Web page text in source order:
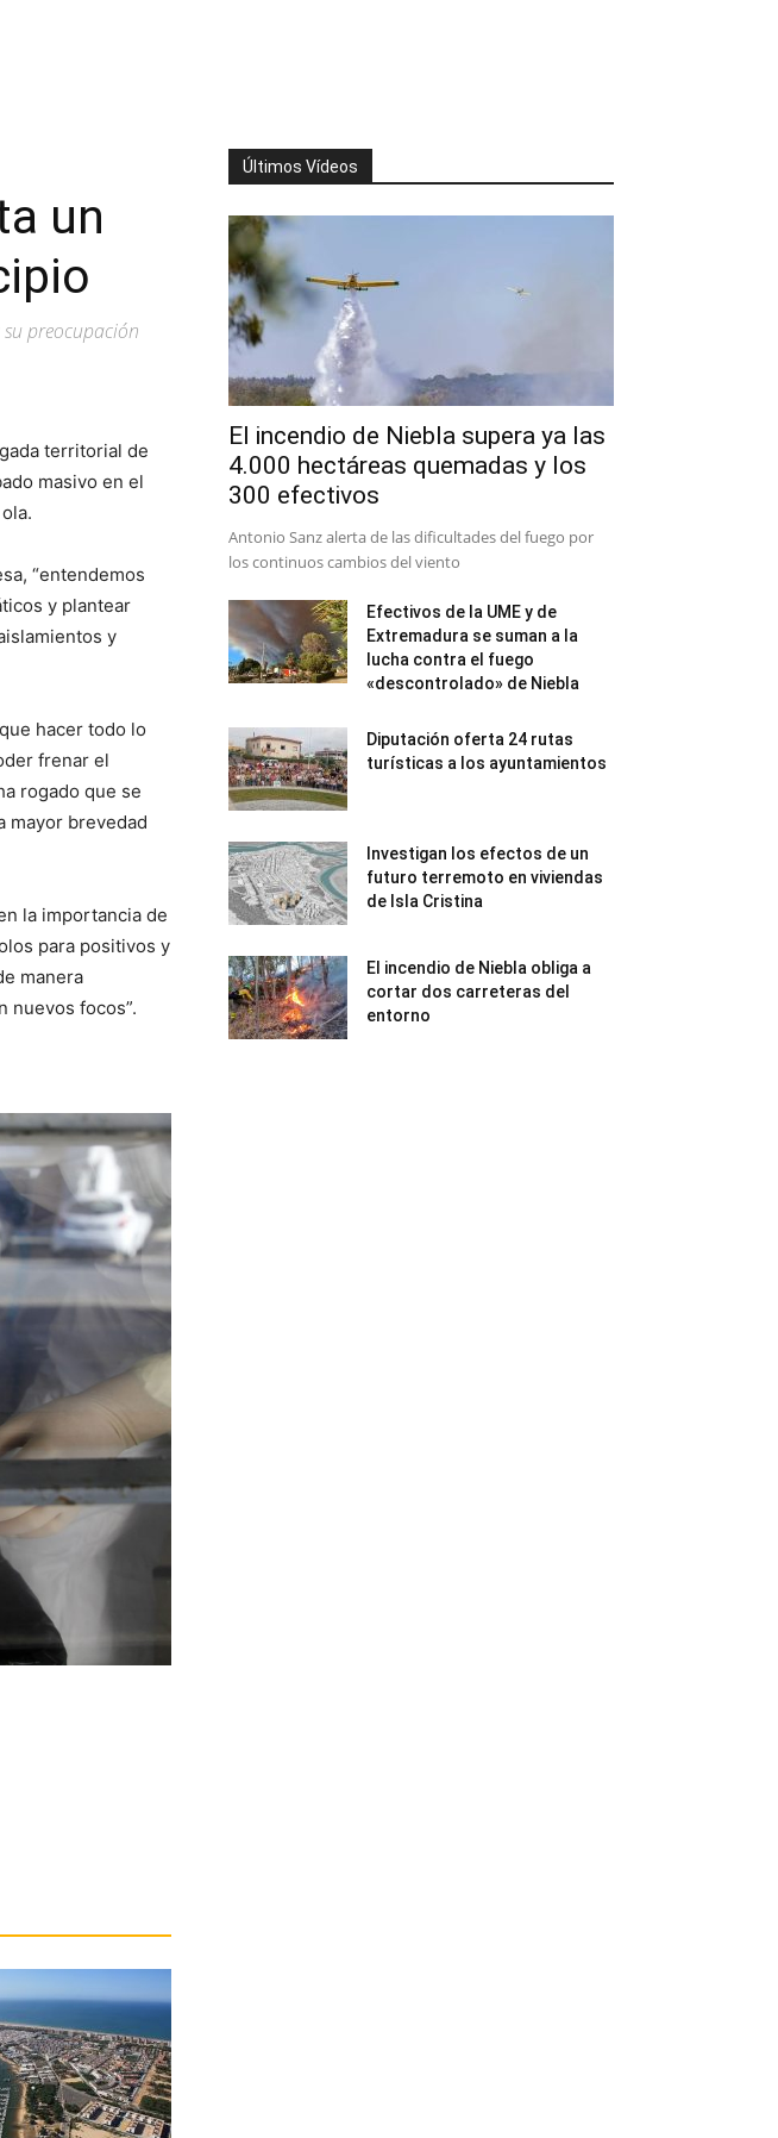
un
preocupación
territorial de
masivo en el
“entendemos
y plantear
y
hacer todo lo
frenar el
rogado que se
mayor brevedad
la importancia de
para positivos y
manera
nuevos focos”.
Últimos Vídeos
El incendio de Niebla supera ya las
4.000 hectáreas quemadas y los
300 efectivos
Antonio Sanz alerta de las dificultades del fuego por
los continuos cambios del viento
Efectivos de la UME y de
Extremadura se suman a la
lucha contra el fuego
«descontrolado» de Niebla
Diputación oferta 24 rutas
turísticas a los ayuntamientos
Investigan los efectos de un
futuro terremoto en viviendas
de Isla Cristina
El incendio de Niebla obliga a
cortar dos carreteras del
entorno